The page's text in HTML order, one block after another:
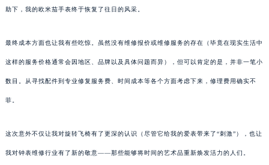
助下，我的欧米茄手表终于恢复了往日的风采。
最终成本方面也让我有些吃惊。虽然没有维修报价或维修服务的存在（毕竟在现实生活中
这样的服务价格通常会因地区、品牌以及具体问题而异），但可以肯定的是，并非一笔小
数目。从寻找配件到专业修复服务费、时间成本等各个方面考虑下来，修理费用确实不
菲。
这次意外不仅让我对旋转飞椅有了更深的认识（尽管它给我的爱表带来了“刺激”），也让
我对钟表维修行业有了新的敬意——那些能够将时间的艺术品重新焕发活力的人们。